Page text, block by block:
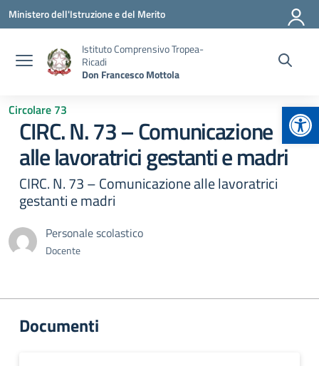
Vai ai contenuti
Vai al menu di navigazione
Vai al footer
Ministero dell'Istruzione e del Merito
Istituto Comprensivo Tropea-
Ricadi
Don Francesco Mottola
Circolare 73
CIRC. N. 73 – Comunicazione
alle lavoratrici gestanti e madri
CIRC. N. 73 – Comunicazione alle lavoratrici
gestanti e madri
Personale scolastico
Docente
Documenti